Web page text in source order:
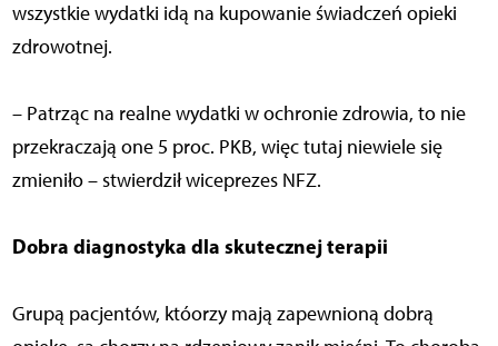
wszystkie wydatki idą na kupowanie świadczeń opieki
zdrowotnej.
– Patrząc na realne wydatki w ochronie zdrowia, to nie
przekraczają one 5 proc. PKB, więc tutaj niewiele się
zmieniło – stwierdził wiceprezes NFZ.
Dobra diagnostyka dla skutecznej terapii
Grupą pacjentów, któorzy mają zapewnioną dobrą